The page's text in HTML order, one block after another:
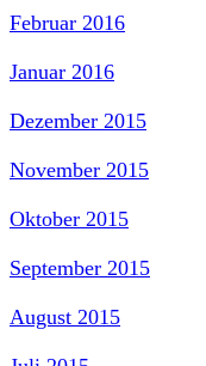
Februar 2016
Januar 2016
Dezember 2015
November 2015
Oktober 2015
September 2015
August 2015